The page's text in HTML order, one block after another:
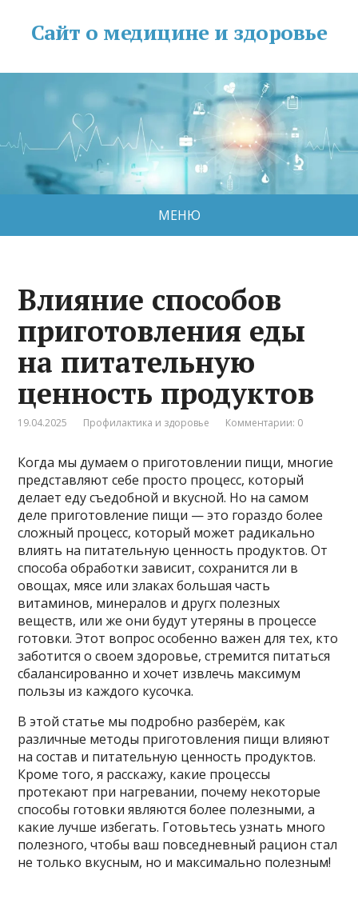
Сайт о медицине и здоровье
МЕНЮ
Влияние способов
приготовления еды
на питательную
ценность продуктов
19.04.2025 Профилактика и здоровье Комментарии: 0
Когда мы думаем о приготовлении пищи, многие
представляют себе просто процесс, который
делает еду съедобной и вкусной. Но на самом
деле приготовление пищи — это гораздо более
сложный процесс, который может радикально
влиять на питательную ценность продуктов. От
способа обработки зависит, сохранится ли в
овощах, мясе или злаках большая часть
витаминов, минералов и другх полезных
веществ, или же они будут утеряны в процессе
готовки. Этот вопрос особенно важен для тех, кто
заботится о своем здоровье, стремится питаться
сбалансированно и хочет извлечь максимум
пользы из каждого кусочка.
В этой статье мы подробно разберём, как
различные методы приготовления пищи влияют
на состав и питательную ценность продуктов.
Кроме того, я расскажу, какие процессы
протекают при нагревании, почему некоторые
способы готовки являются более полезными, а
какие лучше избегать. Готовьтесь узнать много
полезного, чтобы ваш повседневный рацион стал
не только вкусным, но и максимально полезным!